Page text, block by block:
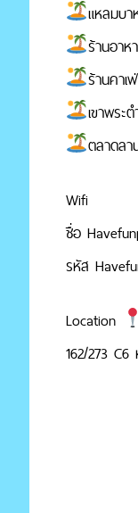
แหลมบ
ร้านอาห
ร้านคา
เขาพระ
ตลาดลา
Wifi
ชื่อ
รหัส
Location
162/273